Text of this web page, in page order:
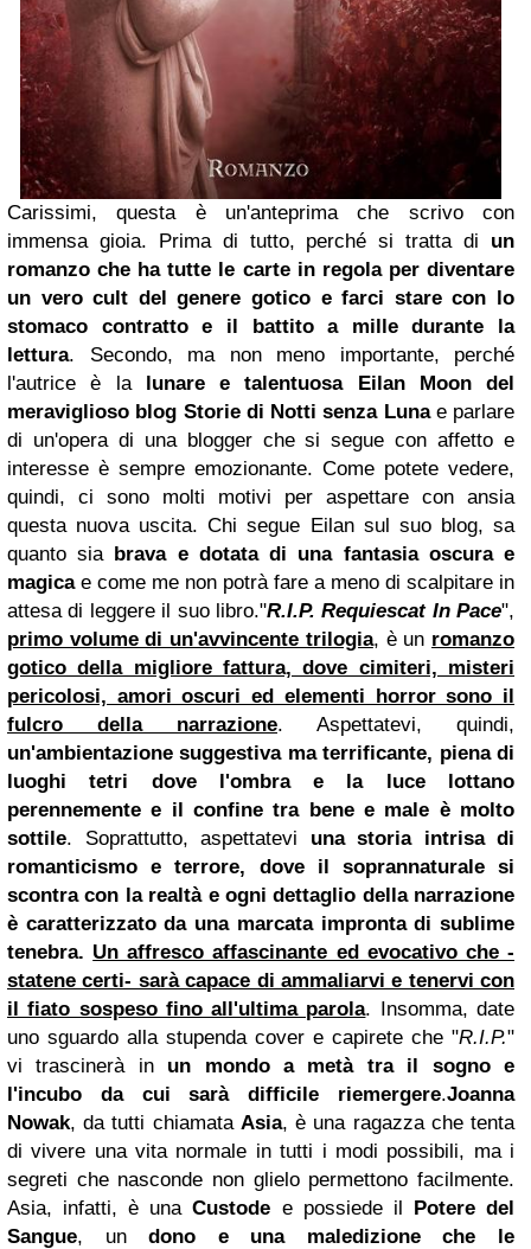
Carissimi, questa è un'anteprima che scrivo con
immensa gioia. Prima di tutto, perché si tratta di un
romanzo che ha tutte le carte in regola per diventare
un verocult del genere gotico e farci stare con lo
stomaco contratto e il battito a mille durante la
lettura. Secondo, ma non meno importante, perché
l'autrice è la lunare e talentuosa Eilan Moon del
meraviglioso blog Storie di Notti senza Lunae parlare
di un'opera di una blogger che si segue con affetto e
interesse è sempre emozionante. Come potete vedere,
quindi, ci sono molti motivi per aspettare con ansia
questa nuova uscita. Chi segue Eilan sul suo blog, sa
quanto sia brava e dotata di una fantasia oscura e
magicae come me non potrà fare a meno di scalpitare in
attesa di leggere il suo libro."R.I.P. Requiescat In Pace",
primo volume di un'avvincente trilogia, è un romanzo
gotico della migliore fattura, dove cimiteri, misteri
pericolosi, amori oscuri ed elementi horror sono il
fulcro della narrazione. Aspettatevi, quindi,
un'ambientazione suggestiva ma terrificante, piena di
luoghi tetri dove l'ombra e la luce lottano
perennemente e il confine tra bene e male è molto
sottile. Soprattutto, aspettatevi una storia intrisa di
romanticismo e terrore, dove il soprannaturale si
scontra con la realtà e ogni dettaglio della narrazione
è caratterizzato da una marcata impronta di sublime
tenebra. Un affresco affascinante ed evocativo che -
statene certi- sarà capace di ammaliarvi e tenervi con
il fiato sospeso fino all'ultima parola. Insomma, date
uno sguardo alla stupenda cover e capirete che "R.I.P."
vi trascinerà in un mondo a metà tra il sogno e
l'incubo da cui sarà difficile riemergere.Joanna
Nowak, da tutti chiamata Asia, è una ragazza che tenta
di vivere una vita normale in tutti i modi possibili, ma i
segreti che nasconde non glielo permettono facilmente.
Asia, infatti, è unaCustode e possiede il Potere del
Sangue, undono e una maledizione che le